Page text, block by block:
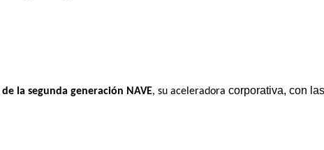
de la segunda generación NAVE, su aceleradora corporativa, con las